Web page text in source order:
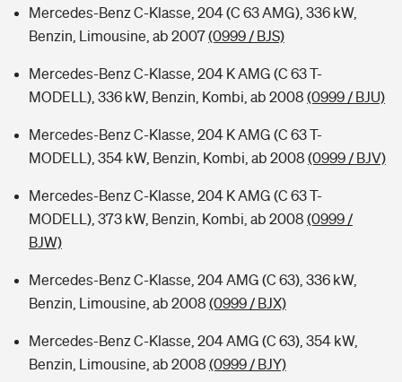
Mercedes-Benz C-Klasse, 204 (C 63 AMG), 336 kW,
Benzin, Limousine, ab 2007(0999 / BJS)
Mercedes-Benz C-Klasse, 204 K AMG (C 63 T-
MODELL), 336 kW, Benzin, Kombi, ab 2008 (0999 / BJU)
Mercedes-Benz C-Klasse, 204 K AMG (C 63 T-
MODELL), 354 kW, Benzin, Kombi, ab 2008 (0999 / BJV)
Mercedes-Benz C-Klasse, 204 K AMG (C 63 T-
MODELL), 373 kW, Benzin, Kombi, ab 2008 (0999 /
BJW)
Mercedes-Benz C-Klasse, 204 AMG (C 63), 336 kW,
Benzin, Limousine, ab 2008 (0999 / BJX)
Mercedes-Benz C-Klasse, 204 AMG (C 63), 354 kW,
Benzin, Limousine, ab 2008 (0999 / BJY)